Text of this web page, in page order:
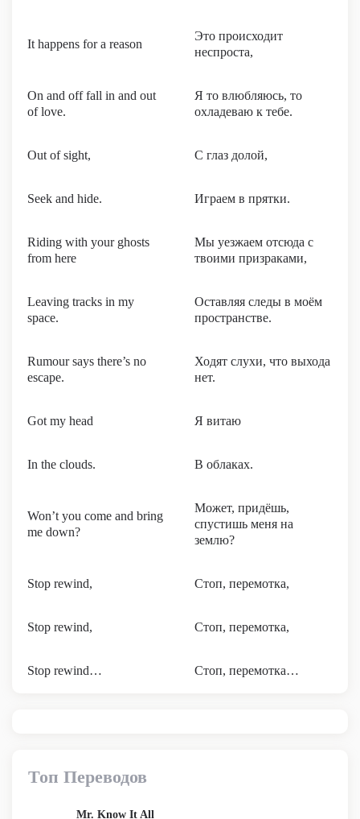
It happens for a reason
Это происходит
неспроста,
On and off fall in and out
of love.
Я то влюбляюсь, то
охладеваю к тебе.
Out of sight, С глаз долой,
Seek and hide. Играем в прятки.
Riding with your ghosts
from here
Мы уезжаем отсюда с
твоими призраками,
Leaving tracks in my
space.
Оставляя следы в моём
пространстве.
Rumour says there’s no
escape.
Ходят слухи, что выхода
нет.
Got my head Я витаю
In the clouds. В облаках.
Won’t you come and bring
me down?
Может, придёшь,
спустишь меня на
землю?
Stop rewind, Стоп, перемотка,
Stop rewind, Стоп, перемотка,
Stop rewind… Стоп, перемотка…
Топ Переводов
Mr. Know It All